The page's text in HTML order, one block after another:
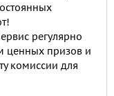
регулярно
ценных призов и
комиссии для